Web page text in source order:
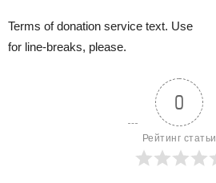
Terms of donation service text. Use
for line-breaks, please.
0
Рейтинг статьи